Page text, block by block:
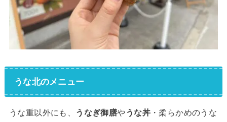
うな北のメニュー
うな重以外にも、 うなぎ御膳やうな丼・柔らかめのうな